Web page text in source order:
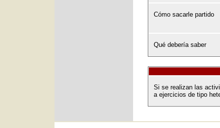
Cómo sacarle partido
Qué debería saber
Si se realizan las
a ejercicios de tipo